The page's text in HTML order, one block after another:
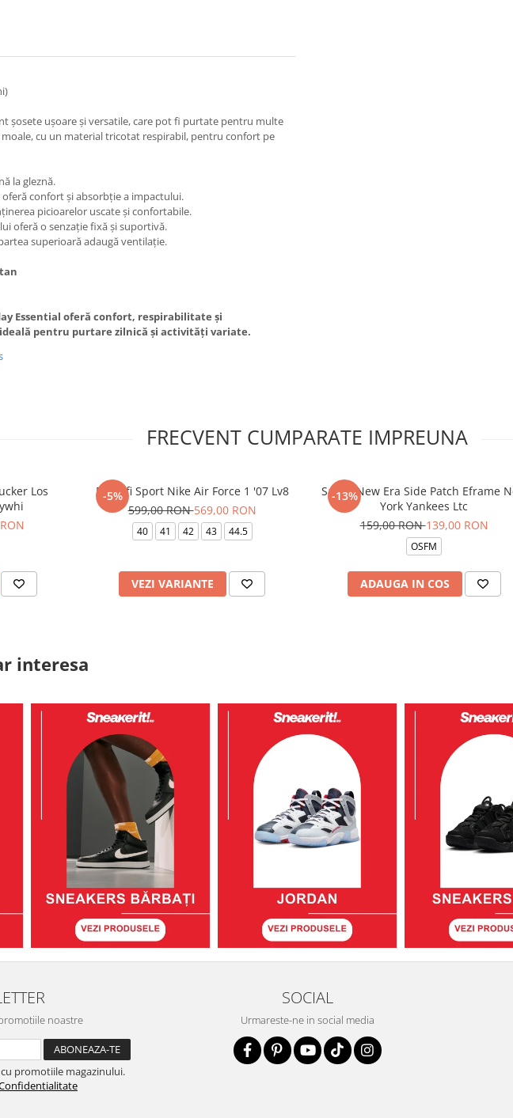
șosete ușoare și versatile, care pot fi purtate pentru multe
cu un material tricotat respirabil, pentru confort pe
la gleznă.
confort și absorbție a impactului.
picioarelor uscate și confortabile.
oferă o senzație fixă și suportivă.
superioară adaugă ventilație.
Essential oferă confort, respirabilitate și
pentru purtare zilnică și activități variate.
FRECVENT CUMPARATE IMPREUNA
Los
-5%
Pantofi Sport Nike Air Force 1 '07 Lv8
599,00 RON569,00 RON
40 41 42 43 44.5
VEZI VARIANTE
-13%
Sapca New Era Side Patch Eframe
York Yankees Ltc
159,00 RON139,00 RON
OSFM
ADAUGA IN COS
interesa
noastre
promotiile magazinului.
SOCIAL
Urmareste-ne in social media